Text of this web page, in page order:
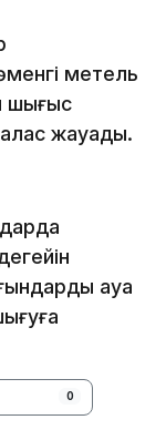
метель
шығыс
жауады.
ауа
0